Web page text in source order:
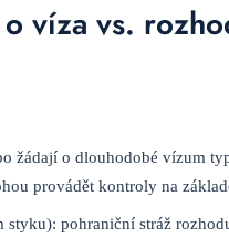
víza vs.
žádají o dlouhodobé vízum
provádět kontroly na
pohraniční stráž